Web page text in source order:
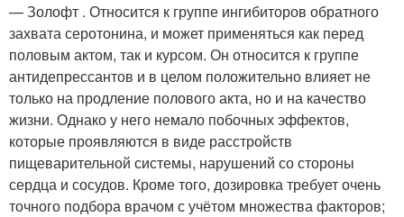
— Золофт . Относится к группе ингибиторов обратного
захвата серотонина, и может применяться как перед
половым актом, так и курсом. Он относится к группе
антидепрессантов и в целом положительно влияет не
только на продление полового акта, но и на качество
жизни. Однако у него немало побочных эффектов,
которые проявляются в виде расстройств
пищеварительной системы, нарушений со стороны
сердца и сосудов. Кроме того, дозировка требует очень
точного подбора врачом с учётом множества факторов;